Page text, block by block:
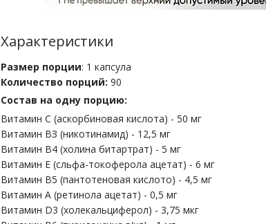
Характеристики
Размер порции: 1 капсула
Количество порций: 90
Состав на одну порцию:
Витамин С (аскорбиновая кислота) - 50 мг
Витамин ВЗ (никотинамид) - 12,5 мг
Витамин В4 (холина битартрат) - 5 мг
Витамин Е (сльфа-токоферола ацетат) - 6 мг
Витамин В5 (пантотеновая кислото) - 4,5 мг
Витамин А (ретинола ацетат) - 0,5 мг
Витамин D3 (холекальциферол) - 3,75 мкг